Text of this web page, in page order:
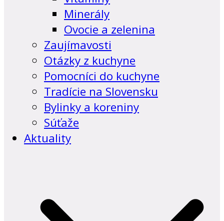
Minerály
Ovocie a zelenina
Zaujímavosti
Otázky z kuchyne
Pomocníci do kuchyne
Tradície na Slovensku
Bylinky a koreniny
Súťaže
Aktuality